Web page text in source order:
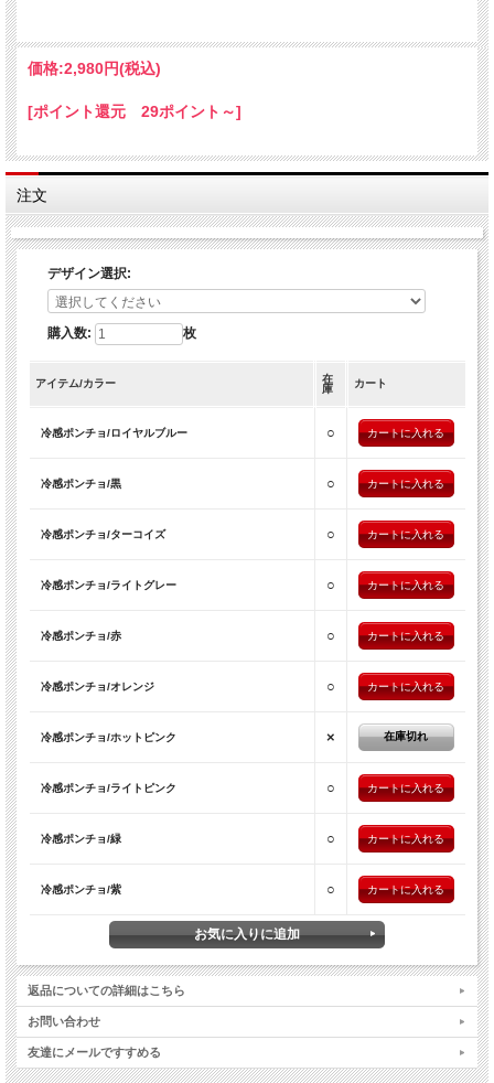
・sibades
【商品仕様】
・組成：ポリエステル ナイロン
・黒
・ターコイズ
・ライトグレー
・赤
・ホットピンク
・ライトピンク
※身生地を引っ張らず、必ずボタン本体をつまんで開閉してください。
※ポンチョカラー／赤のみ、多少色落ちする場合がございます。
特に最初の数回は色移りしやすいため、ご注意ください。
価格:2,980円(税込)
[ポイント還元 29ポイント～]
注文
デザイン選択:
購入数: 枚
アイテム/カラー
在
庫
カート
冷感ポンチョ/ロイヤルブルー ○
冷感ポンチョ/黒 ○
冷感ポンチョ/ターコイズ ○
冷感ポンチョ/ライトグレー ○
冷感ポンチョ/赤 ○
冷感ポンチョ/オレンジ ○
冷感ポンチョ/ホットピンク × 在庫切れ
冷感ポンチョ/ライトピンク ○
冷感ポンチョ/緑 ○
冷感ポンチョ/紫 ○
返品についての詳細はこちら
お問い合わせ
友達にメールですすめる